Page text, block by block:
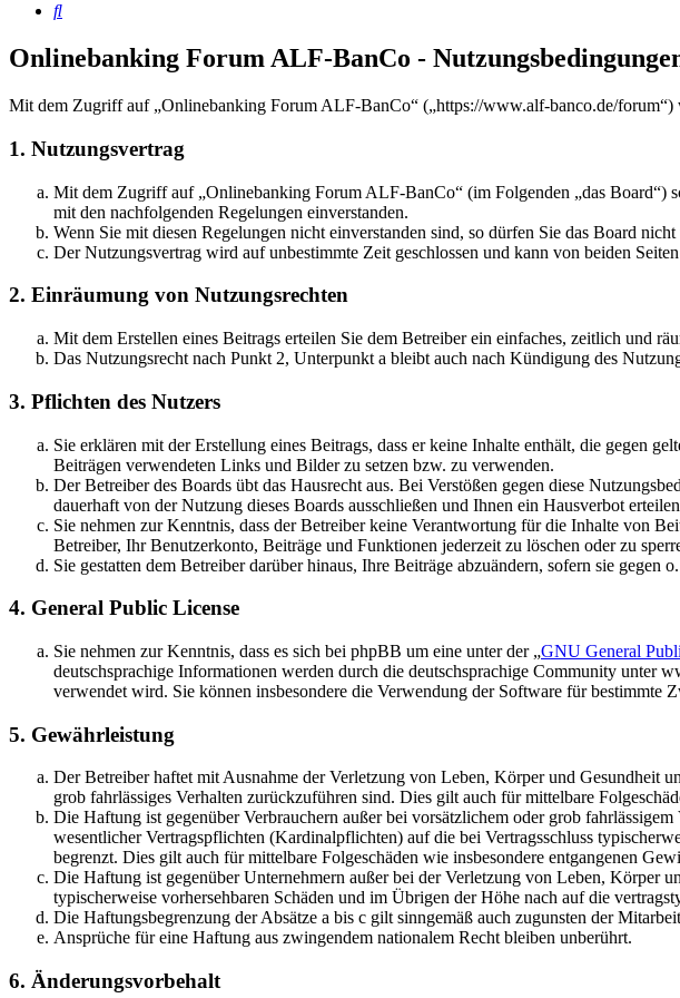
Suche
Onlinebanking Forum ALF-BanCo -
Mit dem Zugriff auf „Onlinebanking Forum ALF-BanCo“ („https://www.alf-banco.de/
1. Nutzungsvertrag
Mit dem Zugriff auf „Onlinebanking Forum ALF-BanCo“ (im Folgenden „das Board“)
mit den nachfolgenden Regelungen einverstanden.
Wenn Sie mit diesen Regelungen nicht einverstanden sind, so dürfen Sie das Board
Der Nutzungsvertrag wird auf unbestimmte Zeit geschlossen und kann von beiden
2. Einräumung von Nutzungsrechten
Mit dem Erstellen eines Beitrags erteilen Sie dem Betreiber ein einfaches, zeitlich und
Das Nutzungsrecht nach Punkt 2, Unterpunkt a bleibt auch nach Kündigung des
3. Pflichten des Nutzers
Sie erklären mit der Erstellung eines Beitrags, dass er keine Inhalte enthält, die gegen
Beiträgen verwendeten Links und Bilder zu setzen bzw. zu verwenden.
Der Betreiber des Boards übt das Hausrecht aus. Bei Verstößen gegen diese
dauerhaft von der Nutzung dieses Boards ausschließen und Ihnen ein Hausverbot
Sie nehmen zur Kenntnis, dass der Betreiber keine Verantwortung für die Inhalte von
Betreiber, Ihr Benutzerkonto, Beiträge und Funktionen jederzeit zu löschen oder zu
Sie gestatten dem Betreiber darüber hinaus, Ihre Beiträge abzuändern, sofern sie
4. General Public License
Sie nehmen zur Kenntnis, dass es sich bei phpBB um eine unter der „GNU General
deutschsprachige Informationen werden durch die deutschsprachige Community unter
verwendet wird. Sie können insbesondere die Verwendung der Software für bestimmte
5. Gewährleistung
Der Betreiber haftet mit Ausnahme der Verletzung von Leben, Körper und Gesundheit
grob fahrlässiges Verhalten zurückzuführen sind. Dies gilt auch für mittelbare
Die Haftung ist gegenüber Verbrauchern außer bei vorsätzlichem oder grob
wesentlicher Vertragspflichten (Kardinalpflichten) auf die bei Vertragsschluss
begrenzt. Dies gilt auch für mittelbare Folgeschäden wie insbesondere entgangenen
Die Haftung ist gegenüber Unternehmern außer bei der Verletzung von Leben, Körper
typischerweise vorhersehbaren Schäden und im Übrigen der Höhe nach auf die
Die Haftungsbegrenzung der Absätze a bis c gilt sinngemäß auch zugunsten der
Ansprüche für eine Haftung aus zwingendem nationalem Recht bleiben unberührt.
6. Änderungsvorbehalt